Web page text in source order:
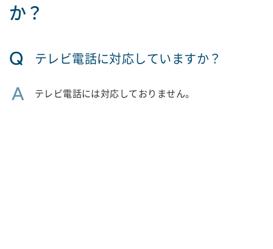
か？
Q テレビ電話に対応していますか？
A テレビ電話には対応しておりません。